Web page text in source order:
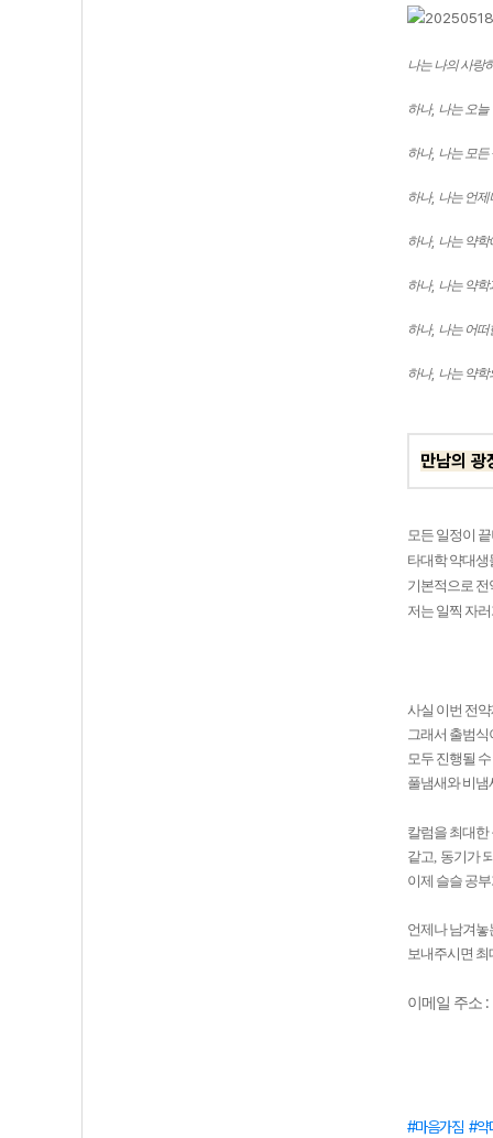
나는 나의 사랑
하나, 나는 오늘
하나, 나는 모든
하나, 나는 언제
하나, 나는 약학
하나, 나는 약학
하나, 나는 어떠
하나, 나는 약학
만남의 광
모든 일정이
타대학 약대생
기본적으로
저는 일찍 자
사실 이번 전
그래서 출범식
모두 진행될
풀냄새와 비냄
칼럼을 최대
같고, 동기가
이제 슬슬 공
언제나 남겨놓
보내주시면
이메일 주소 :
마음가짐 약